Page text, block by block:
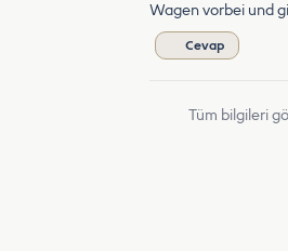
Wagen vorbei und
Cevap
Tüm bilgileri